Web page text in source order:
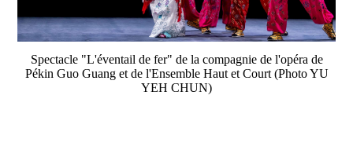
Spectacle "L'éventail de fer" de la compagnie de l'opéra de
Pékin Guo Guang et de l'Ensemble Haut et Court (Photo YU
YEH CHUN)